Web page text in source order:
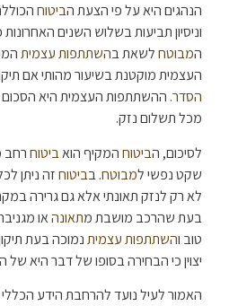
הנהגים היא על פי הצעת הביטוח
וניסיון תביעות בשלוש השנים
המבוטחלשאת בהשתתפות עצמית
העצמית מוקטנת בשיעור מהותי אם
הסדר. ההשתתפות העצמית היא
מכל תשלום נזק.
לסיכום, הביטוחהמקיף הואביטוחרחב
שקט נפשי למבוטח. בביטוחזה ניתן
לא רק לנזק תאונתי אלא גם גרירה
בעת שהרכב מושבת מתאונהאו
טוב והשתתפות עצמיתנמוכה בעת
יצוין כי הבחירה בסופו של דבר היא של ה
האמור לעיל נועד להרחבת הידע הכללי